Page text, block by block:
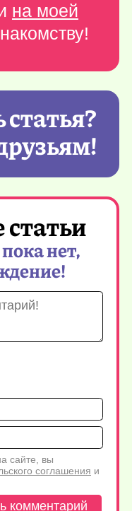
на моей
нет,
Имя*
сайте, вы
соглашения и